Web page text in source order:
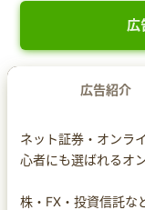
広
広告紹介
ネット証券・オンラ
心者にも選ばれるオ
株・FX・投資信託な